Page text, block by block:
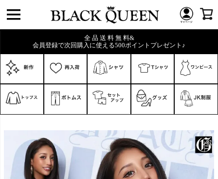
全 品 送 料 無 料&
会員登録で次回購入に使える500ポイントプレゼント♪